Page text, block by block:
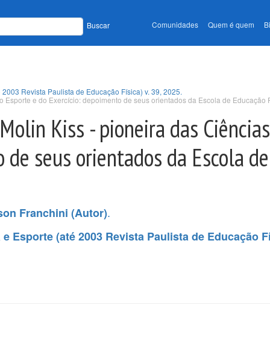
Buscar Comunidades Quem é quem
Revista Paulista de Educação Física) v. 39, 2025.
e do Exercício: depoimento de seus orientados da Escola de Educação
Kiss - pioneira das
seus orientados da Escola
Franchini (Autor).
Esporte (até 2003 Revista Paulista de Educação